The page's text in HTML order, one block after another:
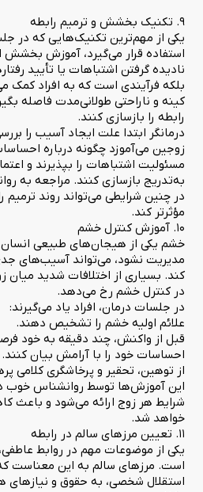
۹. تکنیک بخشش و ترمیم رابطه
یکی از مهم‌ترین تکنیک‌هایی که در
استفاده قرار می‌گیرد، آموزش
نادیده گرفتن اشتباهات یا تأیید
بلکه فرآیندی است که به افراد کمک
کینه و ناراحتی طولانی‌مدت فاصله
رابطه را بازسازی کنند.
درمانگر ابتدا علت ایجاد آسیب را
زوجین می‌آموزد چگونه درباره
مسئولیت اشتباهات را بپذیرند و
به‌تدریج بازسازی کنند. مراجعه به
در چنین شرایطی می‌تواند روند ترمیم
مؤثرتر کند.
۱۰. آموزش کنترل خشم
خشم یکی از هیجان‌های طبیعی انسان
مدیریت نشود، می‌تواند آسیب‌های
کند. بسیاری از اختلافات شدید میان
در کنترل خشم رخ می‌دهد.
در جلسات درمان، افراد یاد می‌گیرند:
علائم اولیه خشم را تشخیص دهند.
قبل از واکنش، چند دقیقه به خود
احساسات خود را با آرامش بیان کنند.
از توهین، تحقیر و پرخاشگری کلامی
این آموزش‌ها توسط روانشناس خوب
شرایط هر زوج ارائه می‌شود و باعث
خواهد شد.
۱۱. تعیین مرزهای سالم در رابطه
یکی از موضوعات مهم در روابط
است. مرزهای سالم به این معناست
استقلال شخصی، به حقوق و نیازهای